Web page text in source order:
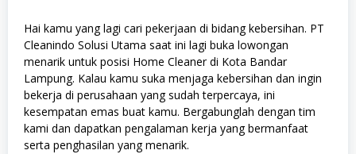
Hai kamu yang lagi cari pekerjaan di bidang kebersihan. PT
Cleanindo Solusi Utama saat ini lagi buka lowongan
menarik untuk posisi Home Cleaner di Kota Bandar
Lampung. Kalau kamu suka menjaga kebersihan dan ingin
bekerja di perusahaan yang sudah terpercaya, ini
kesempatan emas buat kamu. Bergabunglah dengan tim
kami dan dapatkan pengalaman kerja yang bermanfaat
serta penghasilan yang menarik.